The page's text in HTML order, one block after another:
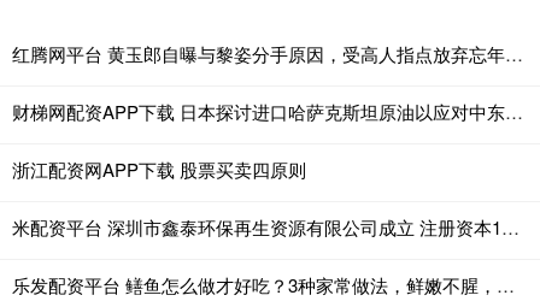
红腾网平台 黄玉郎自曝与黎姿分手原因，受高人指点放弃忘年恋，曾在一起三年
财梯网配资APP下载 日本探讨进口哈萨克斯坦原油以应对中东断供风险
浙江配资网APP下载 股票买卖四原则
米配资平台 深圳市鑫泰环保再生资源有限公司成立 注册资本100万人民币
乐发配资平台 鳝鱼怎么做才好吃？3种家常做法，鲜嫩不腥，下饭又解馋